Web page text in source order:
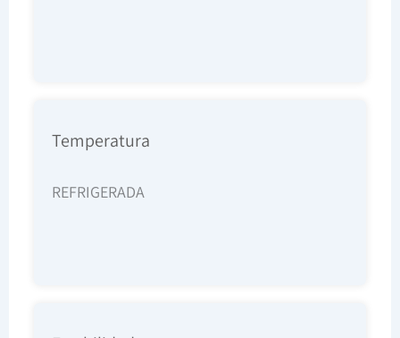
Temperatura
REFRIGERADA